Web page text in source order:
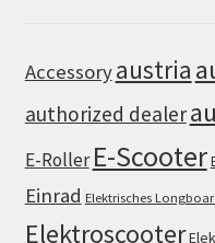
Accessoryaustria
authorized dealer
E-Roller E-Scooter
Einrad Elektrisches
Elektroscooter